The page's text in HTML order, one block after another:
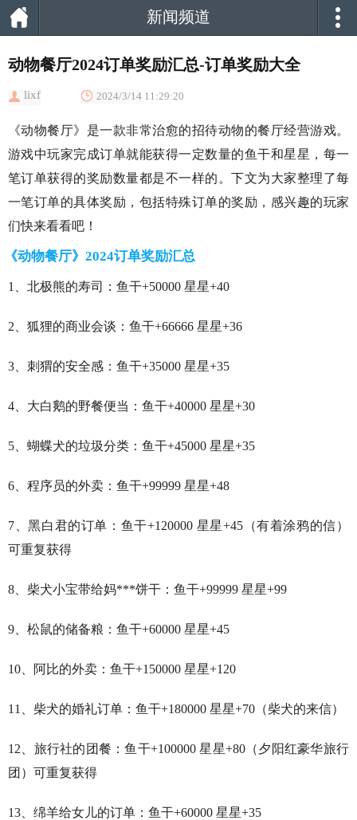
新闻频道
动物餐厅2024订单奖励汇总-订单奖励大全
lixf 2024/3/14 11:29:20
《动物餐厅》是一款非常治愈的招待动物的餐厅经营游戏。
游戏中玩家完成订单就能获得一定数量的鱼干和星星，每一
笔订单获得的奖励数量都是不一样的。下文为大家整理了每
一笔订单的具体奖励，包括特殊订单的奖励，感兴趣的玩家
们快来看看吧！
《动物餐厅》2024订单奖励汇总
1、北极熊的寿司：鱼干+50000 星星+40
2、狐狸的商业会谈：鱼干+66666 星星+36
3、刺猬的安全感：鱼干+35000 星星+35
4、大白鹅的野餐便当：鱼干+40000 星星+30
5、蝴蝶犬的垃圾分类：鱼干+45000 星星+35
6、程序员的外卖：鱼干+99999 星星+48
7、黑白君的订单：鱼干+120000 星星+45（有着涂鸦的信）
可重复获得
8、柴犬小宝带给妈***饼干：鱼干+99999 星星+99
9、松鼠的储备粮：鱼干+60000 星星+45
10、阿比的外卖：鱼干+150000 星星+120
11、柴犬的婚礼订单：鱼干+180000 星星+70（柴犬的来信）
12、旅行社的团餐：鱼干+100000 星星+80（夕阳红豪华旅行
团）可重复获得
13、绵羊给女儿的订单：鱼干+60000 星星+35